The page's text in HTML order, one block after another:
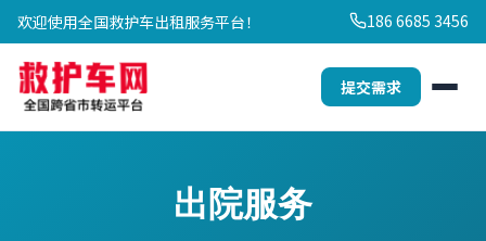
欢迎使用全国救护车出租服务平台！ 186 6685 3456
提交需求
出院服务